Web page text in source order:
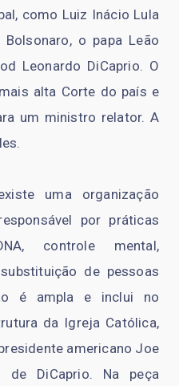
como Luiz Inácio Lula
o papa Leão
Leonardo DiCaprio. O
alta Corte do país e
um ministro relator. A
uma organização
por práticas
controle mental,
de pessoas
é ampla e inclui no
da Igreja Católica,
americano Joe
DiCaprio. Na peça